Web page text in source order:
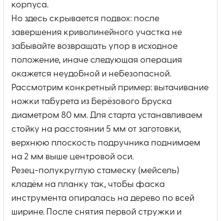
корпуса.
Но здесь скрывается подвох: после
завершения криволинейного участка не
забывайте возвращать упор в исходное
положение, иначе следующая операция
окажется неудобной и небезопасной.
Рассмотрим конкретный пример: вытачивание
ножки табурета из берёзового бруска
диаметром 80 мм. Для старта устанавливаем
стойку на расстоянии 5 мм от заготовки,
верхнюю плоскость подручника поднимаем
на 2 мм выше центровой оси.
Резец-полукруглую стамеску (мейсель)
кладём на планку так, чтобы фаска
инструмента опиралась на дерево по всей
ширине. После снятия первой стружки и